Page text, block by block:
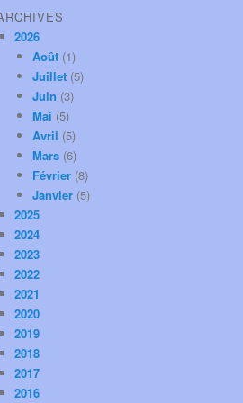
2026
Août (1)
Juillet (5)
Juin (3)
Mai (5)
Avril (5)
Mars (6)
Février (8)
Janvier (5)
2025
2024
2023
2022
2021
2020
2019
2018
2017
2016